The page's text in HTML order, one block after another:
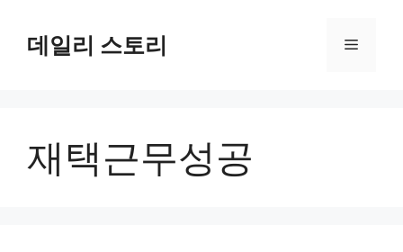
데일리 스토리 메
재택근무성공